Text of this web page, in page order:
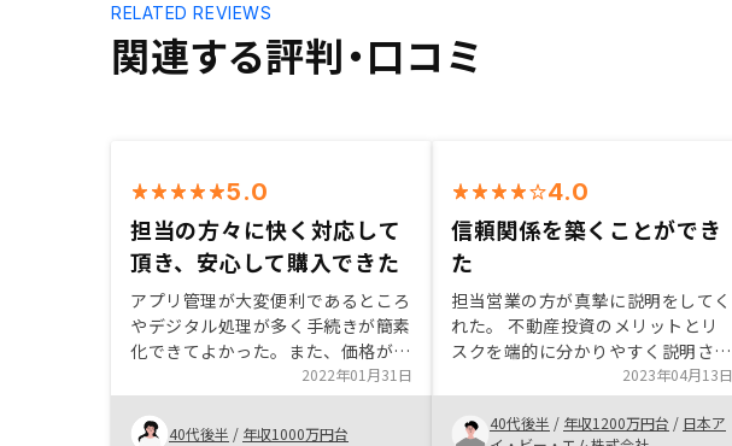
関連する評判・口コミ
RELATED REVIEWS
5.0
担当の方々に快く対応して
頂き、安心して購入できた
アプリ管理が大変便利であるところ
やデジタル処理が多く手続きが簡素
化できてよかった。また、価格が手
頃で、希望の物件を多数所持してい
たこと。こちらの希望をお伝えした
ところ、次から次へといい物件を提
2022年01月31日
40代後半 / 年収1000万円台
4.0
信頼関係を築くことができ
た
担当営業の方が真摯に説明をしてく
れた。 不動産投資のメリットとリ
スクを端的に分かりやすく説明さ
れ、信頼関係を構築することができ
た。 税金対策を含め、経済合理性
が評価できたため、投資の意思決定
2023年04月13日
40代後半 / 年収1200万円台 / 日本ア